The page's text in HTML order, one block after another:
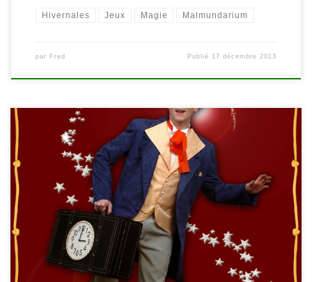
Hivernales Jeux Magie Malmundarium
par Fred Publié 17 décembre 2013
Rendez-vous le samedi 14 décembre 2013 au Malmundarium
pour une journée pleine de magie, dans le cadre des samedis
sans barrière. Un après-midi fantastique à vivre en famille aux
côtés de Samy le magicien! 13h30 -15h30 *Après-midi de Coralie :
atelier jeux pour enfants sur le thème des Hivernales (inscriptions
souhaitées) […]